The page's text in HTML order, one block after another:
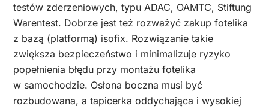
testów zderzeniowych, typu ADAC, OAMTC, Stiftung
Warentest. Dobrze jest też rozważyć zakup fotelika
z bazą (platformą) isofix. Rozwiązanie takie
zwiększa bezpieczeństwo i minimalizuje ryzyko
popełnienia błędu przy montażu fotelika
w samochodzie. Osłona boczna musi być
rozbudowana, a tapicerka oddychająca i wysokiej